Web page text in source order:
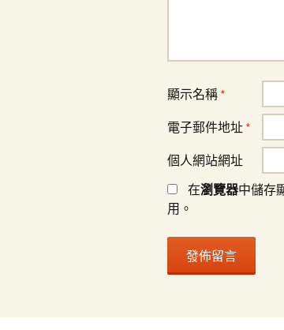
顯示名稱 *
電子郵件地址 *
個人網站網址
在瀏覽器中儲存
用。